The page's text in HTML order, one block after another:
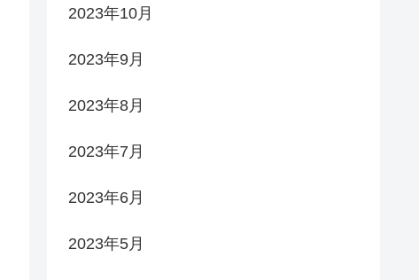
2023年10月
2023年9月
2023年8月
2023年7月
2023年6月
2023年5月